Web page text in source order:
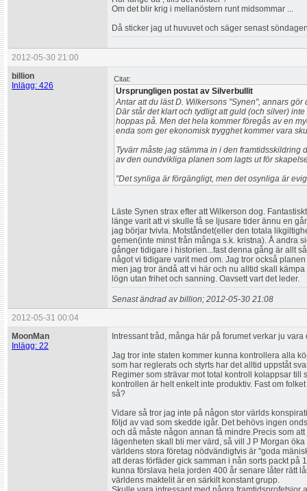
Om det blir krig i mellanöstern runt midsommar ...
Då sticker jag ut huvuvet och säger senast
2012-05-30 21:00
billion
Inlägg: 426
Citat:
Ursprungligen postat av Silverbullit
Antar att du läst D. Wilkersons "Synen", annars gör
Där står det klart och tydligt att guld (och silver)
hoppas på. Men det hela kommer föregås av en
enda som ger ekonomisk trygghet kommer vara
Tyvärr måste jag stämma in i den framtidsskildring
av den oundvikliga planen som lagts ut för
"Det synliga är förgängligt, men det osynliga är
Läste Synen strax efter att Wilkerson dog.
länge varit att vi skulle få se ljusare tider ännu en
jag börjar tvivla. Motståndet(eller den totala
gemen(inte minst från många s.k. kristna). Å andra
gånger tidigare i historien...fast denna gång är allt
något vi tidigare varit med om. Jag tror också
men jag tror ändå att vi här och nu alltid skall
lögn utan frihet och sanning. Oavsett vart det leder.
Senast ändrad av billion; 2012-05-30 21:08
2012-05-31 00:04
MoonMan
Inlägg: 22
Intressant tråd, många här på forumet verkar ju
Jag tror inte staten kommer kunna kontrollera alla
som har reglerats och styrts har det alltid uppståt
Regimer som strävar mot total kontroll kolappsar
kontrollen är helt enkelt inte produktiv. Fast om
så?
Vidare så tror jag inte på någon stor världs
följd av vad som skedde igår. Det behövs ingen
och då måste någon annan få mindre.Precis som
lägenheten skall bli mer värd, så vill J P Morgan
världens stora företag nödvändigtvis är "goda
att deras förfäder gick samman i nån sorts packt på
kunna förslava hela jorden 400 år senare låter rätt
världens maktelit är en särkilt konstant grupp.